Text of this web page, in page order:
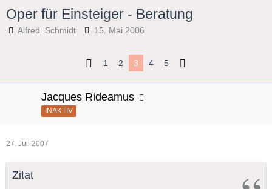
Oper für Einsteiger - Beratung
Alfred_Schmidt 15. Mai 2006
1 2 3 4 5
Jacques Rideamus
INAKTIV
27. Juli 2007
Zitat